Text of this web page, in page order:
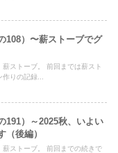
108）〜薪ストーブでグ
ストーブ。 前回までは薪スト
りの記録...
191）～2025秋、いよい
（後編）
ストーブ。 前回までの続きで